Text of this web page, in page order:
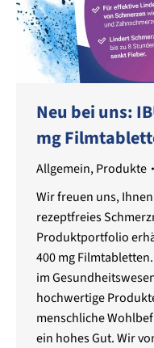
Neu bei uns:
mg
Allgemein,Produkte
Wir freuen uns,
rezeptfreies
Produktportfolio
400 mg
im
hochwertige
menschliche
ein hohes Gut. Wir